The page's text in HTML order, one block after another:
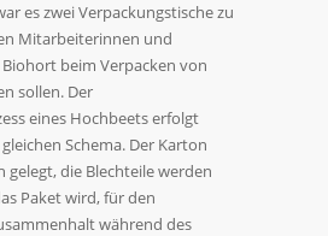
es zwei Verpackungstische zu
Mitarbeiterinnen und
beim Verpacken von
sollen. Der
eines Hochbeets erfolgt
Schema. Der Karton
gelegt, die Blechteile werden
Paket wird, für den
während des